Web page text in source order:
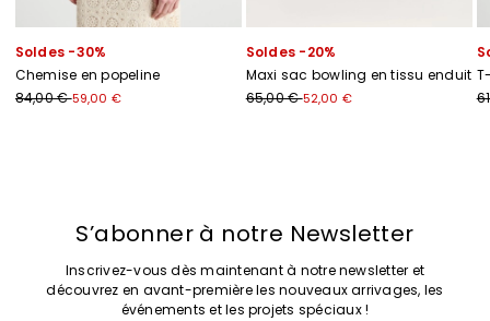
Soldes -30%
Chemise en popeline
84,00 €59,00 €
Soldes -20%
Maxi sac bowling en tissu enduit
65,00 €52,00 €
S’abonner à notre Newsletter
Inscrivez-vous dès maintenant à notre newsletter et
découvrez en avant-première les nouveaux arrivages, les
événements et les projets spéciaux !